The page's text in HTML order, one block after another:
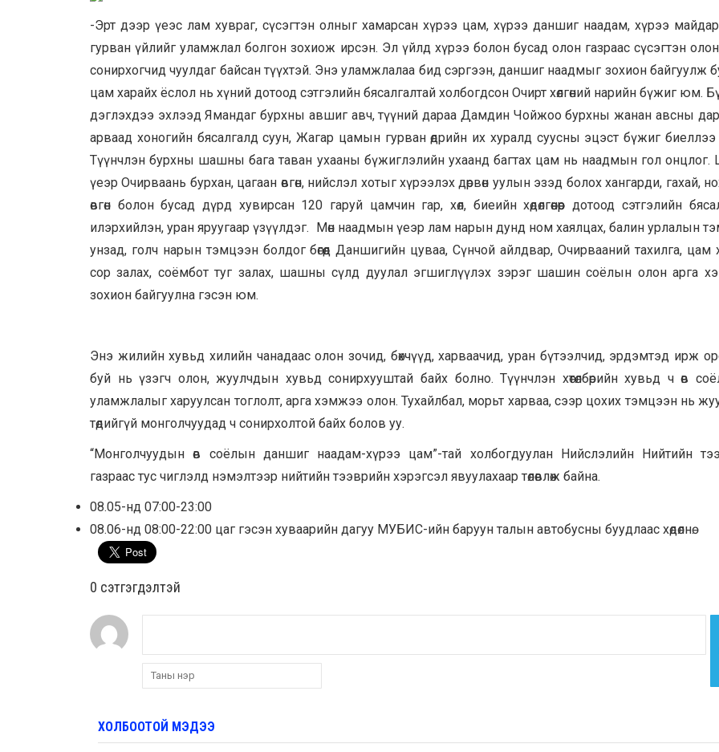
-Эрт дээр үеэс лам хувраг, сүсэгтэн олныг хамарсан хүрээ цам, хүрээ даншиг наадам, хүрээ
гурван үйлийг уламжлал болгон зохиож ирсэн. Эл үйлд хүрээ болон бусад олон газраас сүсэгтэн
сонирхогчид чуулдаг байсан түүхтэй. Энэ уламжлалаа бид сэргээн, даншиг наадмыг зохион байгуулж
цам харайх ёслол нь хүний дотоод сэтгэлийн бясалгалтай холбогдсон Очирт хөлгөний нарийн бүжиг юм.
дэглэхдээ эхлээд Ямандаг бурхны авшиг авч, түүний дараа Дамдин Чойжоо бурхны жанан авсны
арваад хоногийн бясалгалд суун, Жагар цамын гурван өдрийн их хуралд суусны эцэст бүжиг биеллээ
Түүнчлэн бурхны шашны бага таван ухааны бүжиглэлийн ухаанд багтах цам нь наадмын гол
үеэр Очирваань бурхан, цагаан өвгөн, нийслэл хотыг хүрээлэх дөрвөн уулын эзэд болох хангарди, гахай,
өвгөн болон бусад дүрд хувирсан 120 гаруй цамчин гар, хөл, биеийн хөдөлгөөнөөр дотоод сэтгэлийн
илэрхийлэн, уран яруугаар үзүүлдэг. Мөн наадмын үеэр лам нарын дунд ном хаялцах, балин урлалын
унзад, голч нарын тэмцээн болдог бөгөөд Даншигийн цуваа, Сүнчой айлдвар, Очирвааний тахилга, цам
сор залах, соёмбот туг залах, шашны сүлд дуулал эгшиглүүлэх зэрэг шашин соёлын олон арга
зохион байгуулна гэсэн юм.
Энэ жилийн хувьд хилийн чанадаас олон зочид, бөхчүүд, харваачид, уран бүтээлчид, эрдэмтэд ирж
буй нь үзэгч олон, жуулчдын хувьд сонирхууштай байх болно. Түүнчлэн хөтөлбөрийн хувьд ч өв
уламжлалыг харуулсан тоглолт, арга хэмжээ олон. Тухайлбал, морьт харваа, сээр цохих тэмцээн нь
төдийгүй монголчуудад ч сонирхолтой байх болов уу.
“Монголчуудын өв соёлын даншиг наадам-хүрээ цам”-тай холбогдуулан Нийслэлийн Нийтийн
газраас тус чиглэлд нэмэлтээр нийтийн тээврийн хэрэгсэл явуулахаар төлөвлөж байна.
08.05-нд 07:00-23:00
08.06-нд 08:00-22:00 цаг гэсэн хуваарийн дагуу МУБИС-ийн баруун талын автобусны буудлаас хөдөлнө.
0 cэтгэгдэлтэй
ХОЛБООТОЙ МЭДЭЭ